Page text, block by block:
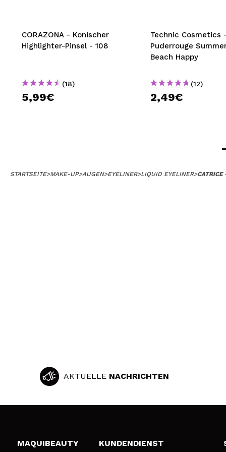
CORAZONA - Konischer
Highlighter-Pinsel - 108
(18)
5,99€
Technic Cosmetics
Puderrouge
Beach Happy
(12)
2,49€
STARTSEITE>MAKE-UP>AUGEN>EYELINER>LIQUID EYELINER>CATRICE
AKTUELLE NACHRICHTEN
MAQUIBEAUTY KUNDENDIENST